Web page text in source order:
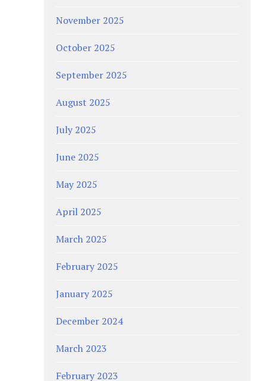
November 2025
October 2025
September 2025
August 2025
July 2025
June 2025
May 2025
April 2025
March 2025
February 2025
January 2025
December 2024
March 2023
February 2023